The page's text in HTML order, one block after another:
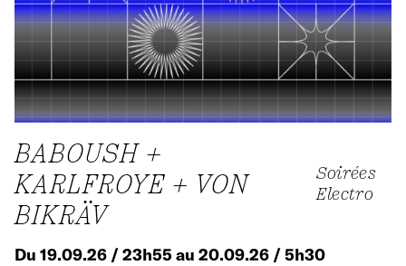
BABOUSH +
KARLFROYE + VON
BIKRÄV
Soirées
Electro
Du 19.09.26 / 23h55 au 20.09.26 / 5h30